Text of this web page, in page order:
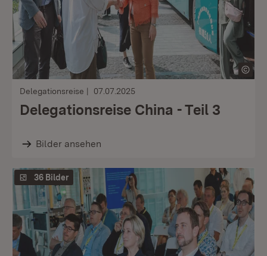
Delegationsreise 07.07.2025
Delegationsreise China - Teil 3
Bilder ansehen
36 Bilder